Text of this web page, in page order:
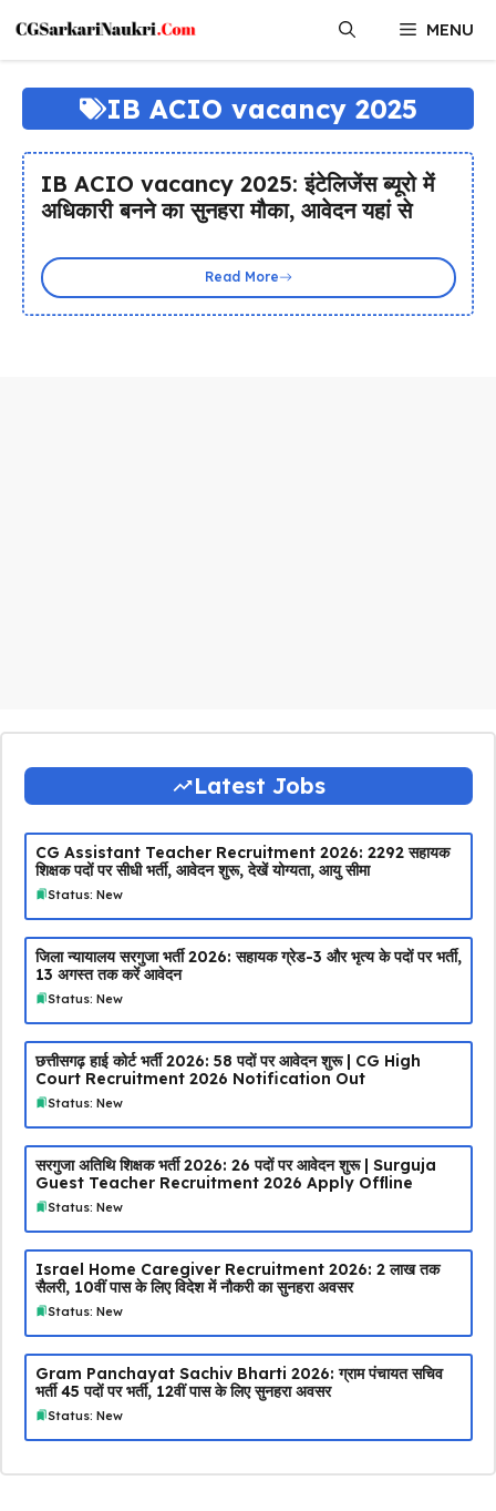
content
MENU
IB ACIO vacancy 2025
IB ACIO vacancy 2025: इंटेलिजेंस ब्यूरो में
अधिकारी बनने का सुनहरा मौका, आवेदन यहां से
Read More
Latest Jobs
CG Assistant Teacher Recruitment 2026: 2292 सहायक
शिक्षक पदों पर सीधी भर्ती, आवेदन शुरू, देखें योग्यता, आयु सीमा
Status: New
जिला न्यायालय सरगुजा भर्ती 2026: सहायक ग्रेड-3 और भृत्य के पदों पर भर्ती,
13 अगस्त तक करें आवेदन
Status: New
छत्तीसगढ़ हाई कोर्ट भर्ती 2026: 58 पदों पर आवेदन शुरू | CG High
Court Recruitment 2026 Notification Out
Status: New
सरगुजा अतिथि शिक्षक भर्ती 2026: 26 पदों पर आवेदन शुरू | Surguja
Guest Teacher Recruitment 2026 Apply Offline
Status: New
Israel Home Caregiver Recruitment 2026: ₹2 लाख तक
सैलरी, 10वीं पास के लिए विदेश में नौकरी का सुनहरा अवसर
Status: New
Gram Panchayat Sachiv Bharti 2026: ग्राम पंचायत सचिव
भर्ती 45 पदों पर भर्ती, 12वीं पास के लिए सुनहरा अवसर
Status: New